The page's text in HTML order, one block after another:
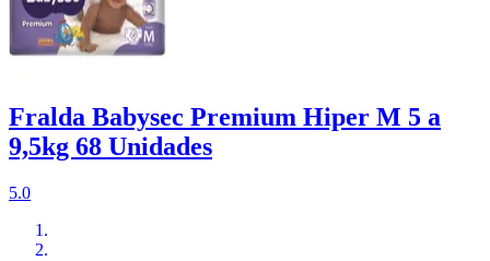
Fralda Babysec Premium Hiper M 5 a
9,5kg 68 Unidades
5.0